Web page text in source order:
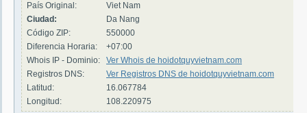
País Original:
Viet Nam
Ciudad:
Da Nang
Código ZIP:
550000
Diferencia Horaria:
+07:00
Whois IP - Dominio:
Ver Whois de hoidotquyvietnam.com
Registros DNS:
Ver Registros DNS de hoidotquyvietnam.com
Latitud:
16.067784
Longitud:
108.220975